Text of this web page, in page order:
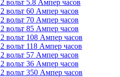
вольт 5.8 Ампер часов
вольт 60 Ампер часов
вольт 70 Ампер часов
вольт 85 Ампер часов
вольт 108 Ампер часов
вольт 118 Ампер часов
вольт 57 Ампер часов
вольт 36 Ампер часов
вольт 350 Ампер часов